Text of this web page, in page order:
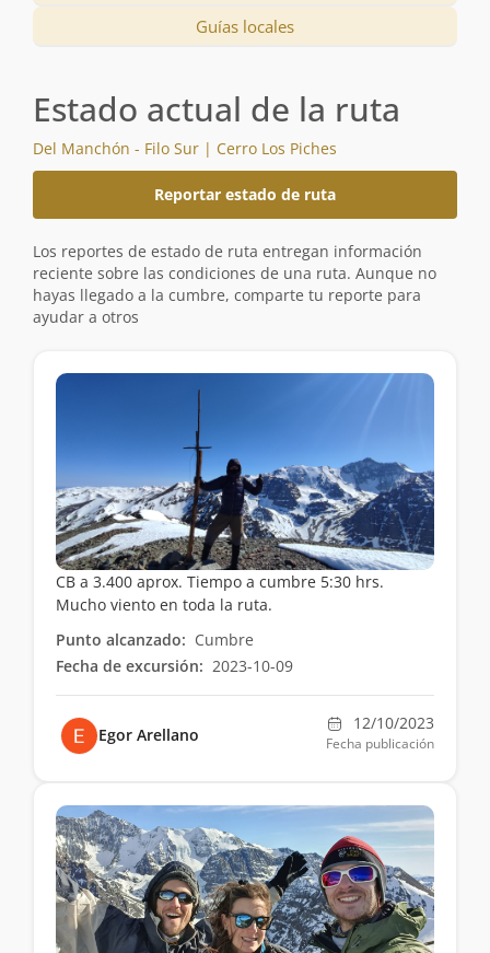
Guías locales
Estado actual de la ruta
Del Manchón - Filo Sur | Cerro Los Piches
Reportar estado de ruta
Los reportes de estado de ruta entregan información
reciente sobre las condiciones de una ruta. Aunque no
hayas llegado a la cumbre, comparte tu reporte para
ayudar a otros
CB a 3.400 aprox. Tiempo a cumbre 5:30 hrs.
Mucho viento en toda la ruta.
Punto alcanzado: Cumbre
Fecha de excursión: 2023-10-09
Egor Arellano
12/10/2023
Fecha publicación